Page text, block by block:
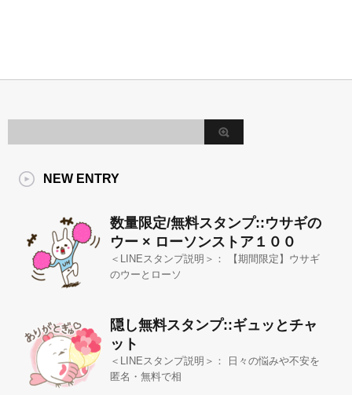
NEW ENTRY
数量限定/無料スタンプ::ウサギの
ウー × ローソンストア１００
＜LINEスタンプ説明＞： 【期間限定】ウサギ
のウーとローソ
隠し無料スタンプ::ギュッとチャ
ット
＜LINEスタンプ説明＞： 日々の悩みや不安を
匿名・無料で相